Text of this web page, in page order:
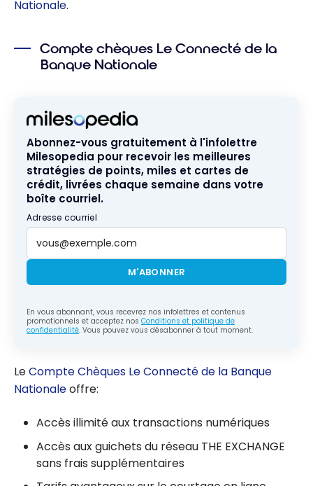
Nationale.
Compte chèques Le Connecté de la
Banque Nationale
Abonnez-vous gratuitement à l'infolettre
Milesopedia pour recevoir les meilleures
stratégies de points, miles et cartes de
crédit, livrées chaque semaine dans votre
boîte courriel.
Adresse courriel
M'ABONNER
En vous abonnant, vous recevrez nos infolettres et contenus
promotionnels et acceptez nos Conditions et politique de
confidentialité. Vous pouvez vous désabonner à tout moment.
LeCompte Chèques Le Connecté de la Banque
Nationaleoffre:
Accès illimité aux transactions numériques
Accès aux guichets du réseau THE EXCHANGE
sans frais supplémentaires